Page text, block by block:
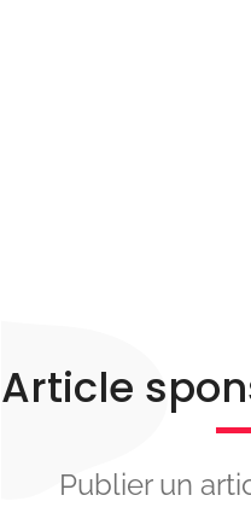
Article
Publier un